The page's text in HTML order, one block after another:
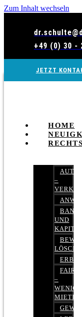
Zum Inhalt wechseln
+49 (0) 30 -
JETZT
HOME
–
BANK-
UND
–
MIETE